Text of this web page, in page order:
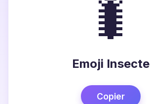
🐛
Emoji Insecte
Copier